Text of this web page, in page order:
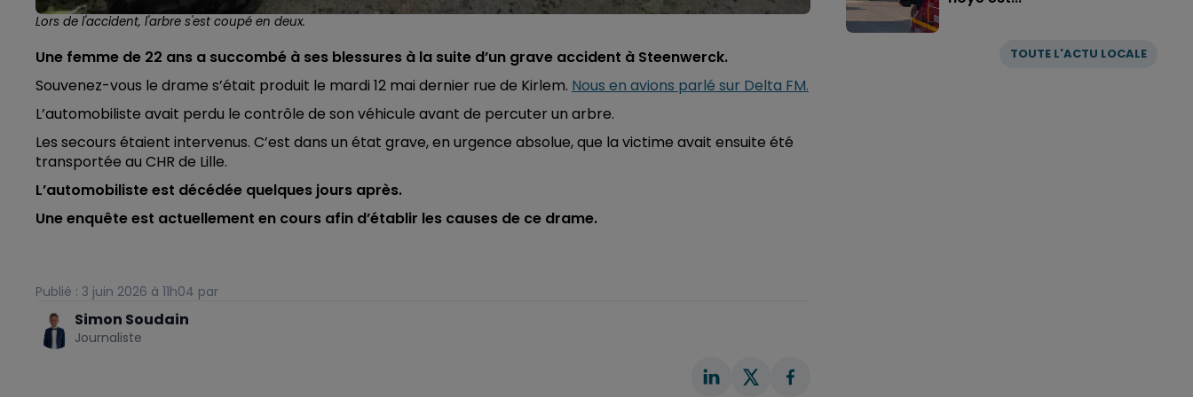
Lors de l'accident, l'arbre s'est coupé en deux.
Une femme de 22 ans a succombé à ses blessures à la suite d’un grave accident à Steenwerck.
Souvenez-vous le drame s’était produit le mardi 12 mai dernier rue de Kirlem. Nous en avions parlé sur Delta FM.
L’automobiliste avait perdu le contrôle de son véhicule avant de percuter un arbre.
Les secours étaient intervenus. C’est dans un état grave, en urgence absolue, que la victime avait ensuite été
transportée au CHR de Lille.
L’automobiliste est décédée quelques jours après.
Une enquête est actuellement en cours afin d’établir les causes de ce drame.
Publié : 3 juin 2026 à 11h04 par
Simon Soudain
Journaliste
TOUTE L'ACTU LOCALE